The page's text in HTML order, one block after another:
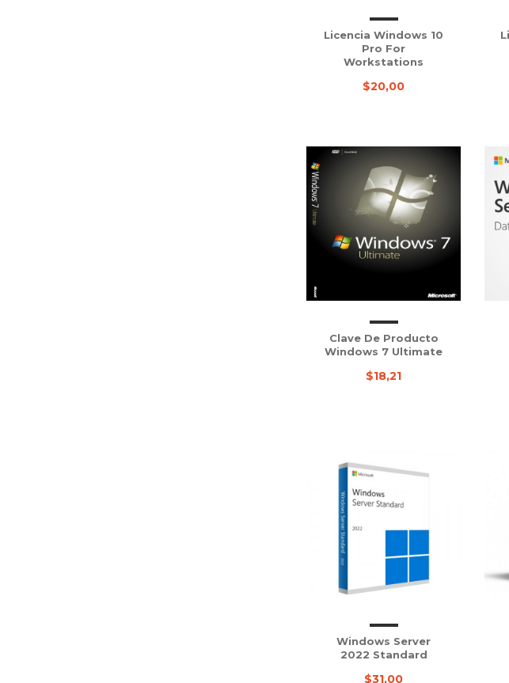
Licencia Windows 10
Pro For
Workstations
$20,00
Clave De Producto
Windows 7 Ultimate
$18,21
Windows Server
2022 Standard
$31,00